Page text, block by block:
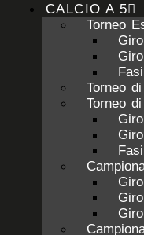
CALCIO A 5
Torneo
Torneo
Torneo